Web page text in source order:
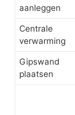
aanleggen
Centrale
verwarming
Gipswand
plaatsen